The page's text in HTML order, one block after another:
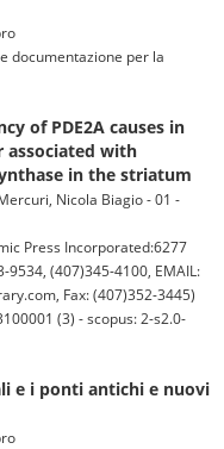
documentazione per la
of PDE2A causes in
associated with
in the striatum
Nicola Biagio - 01 -
Press Incorporated:6277
9534, (407)345-4100, EMAIL:
Fax: (407)352-3445)
(3) - scopus: 2-s2.0-
e i ponti antichi e nuovi